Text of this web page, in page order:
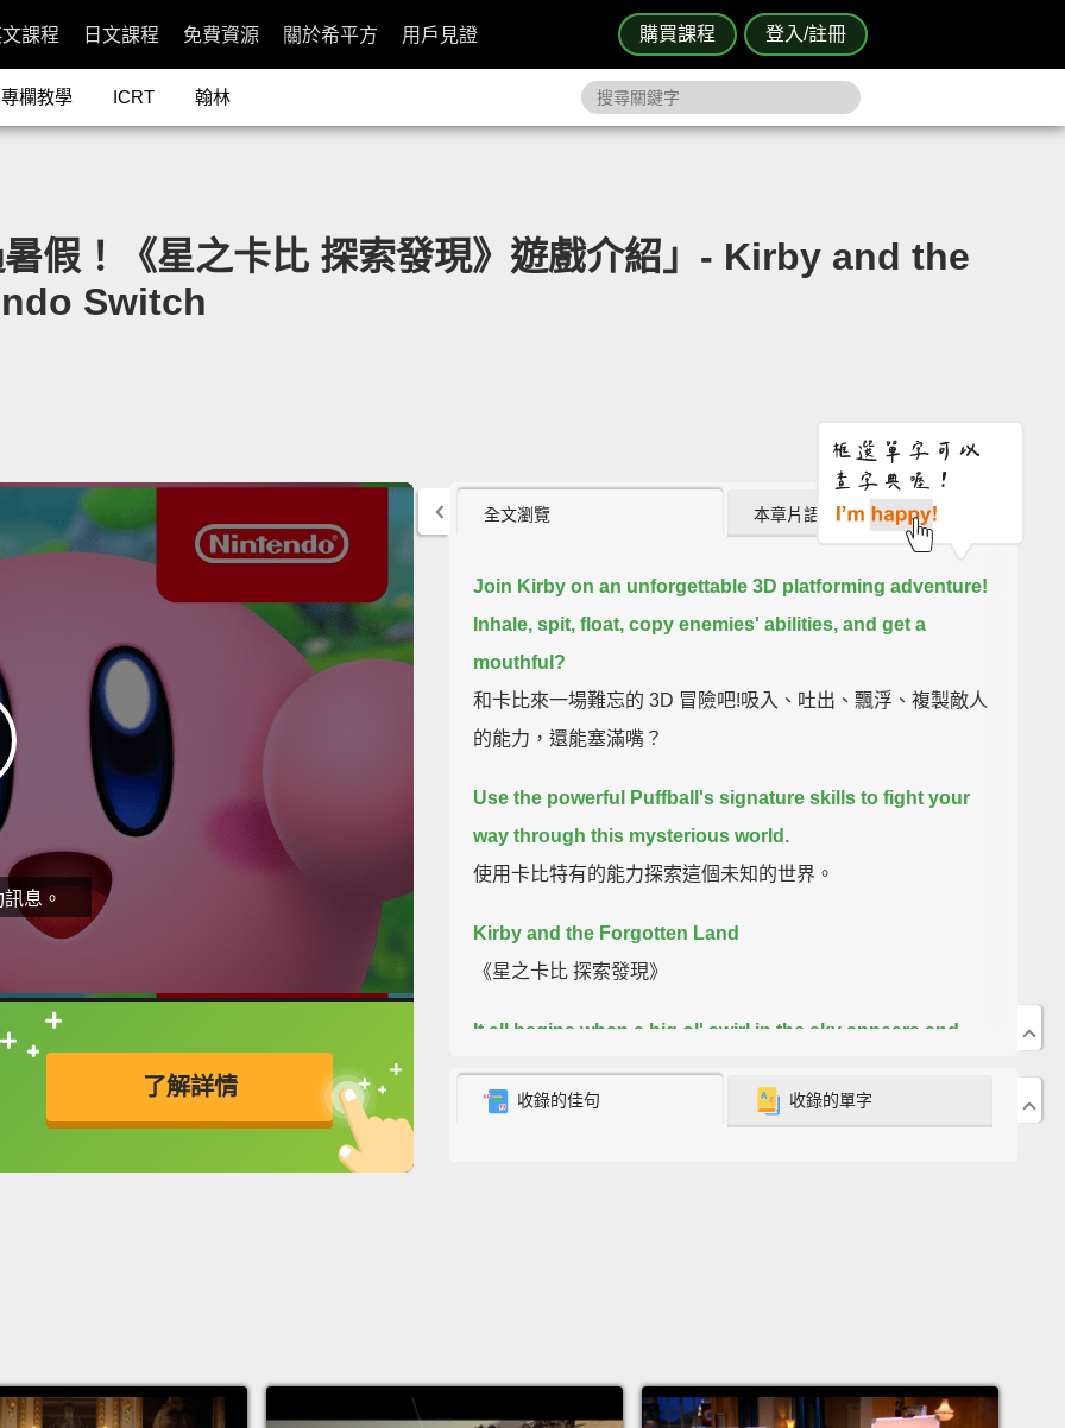
購買課程 登入/註冊
課程 日文課程 免費資源 關於希平方 用戶見證
專欄教學 ICRT 翰林
假！《星之卡比 探索發現》遊戲介紹」- Kirby and the
Switch
息。
了解詳情
接查字典喔！
英
全文瀏覽 本章片語 (3)
Join Kirby on an unforgettable 3D platforming adventure!
Inhale, spit, float, copy enemies' abilities, and get a
mouthful?
和卡比來一場難忘的 3D 冒險吧!吸入、吐出、飄浮、複製敵人
的能力，還能塞滿嘴？
Use the powerful Puffball's signature skills to fight your
way through this mysterious world.
使用卡比特有的能力探索這個未知的世界。
Kirby and the Forgotten Land
《星之卡比 探索發現》
It all begins when a big ol' swirl in the sky appears and
sucks up our hero Kirby. He lands in a strange world
that's never been seen before.
In this world, a once-vibrant civilization has fallen to the
收錄的佳句 收錄的單字